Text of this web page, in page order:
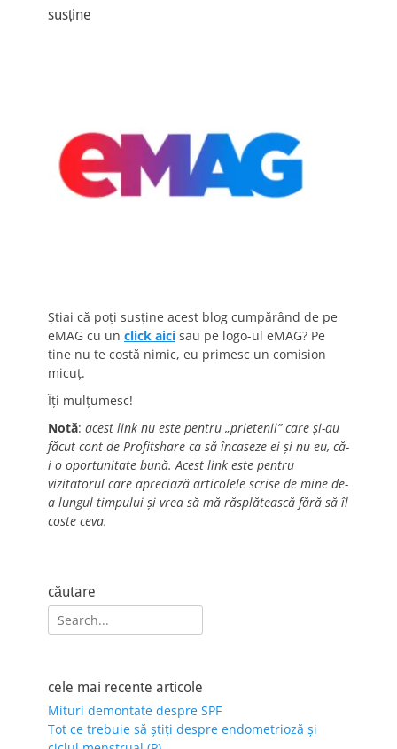
susține
Știai că poți susține acest blog cumpărând de pe
eMAG cu un click aici sau pe logo-ul eMAG? Pe
tine nu te costă nimic, eu primesc un comision
micuț.
Îți mulțumesc!
Notă: acest link nu este pentru „prietenii” care și-au
făcut cont de Profitshare ca să încaseze ei și nu eu, că-
i o oportunitate bună. Acest link este pentru
vizitatorul care apreciază articolele scrise de mine de-
a lungul timpului și vrea să mă răsplătească fără să îl
coste ceva.
căutare
Search
for:
cele mai recente articole
Mituri demontate despre SPF
Tot ce trebuie să știți despre endometrioză și